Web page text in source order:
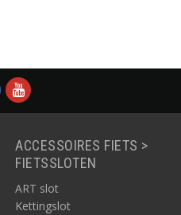
ACCESSOIRES FIETS >
FIETSSLOTEN
ART slot
Kettingslot